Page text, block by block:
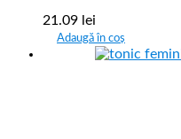
21.09 lei
Adaugă în coș